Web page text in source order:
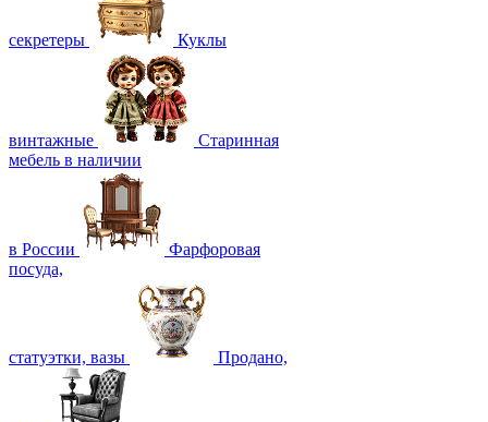
секретеры Куклы
винтажные
Старинная
мебель в наличии
в России
Фарфоровая
посуда,
статуэтки, вазы Продано,